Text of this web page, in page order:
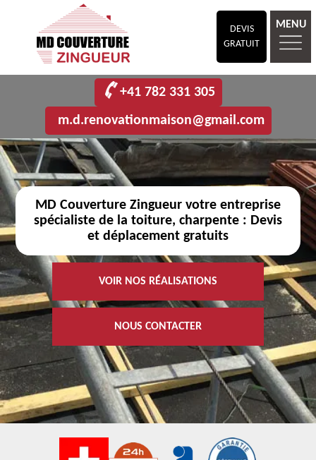
DEVIS
GRATUIT
MENU
+41 782 331 305
m.d.renovationmaison@gmail.com
MD Couverture Zingueur votre entreprise
spécialiste de la toiture, charpente : Devis
et déplacement gratuits
VOIR NOS RÉALISATIONS
NOUS CONTACTER